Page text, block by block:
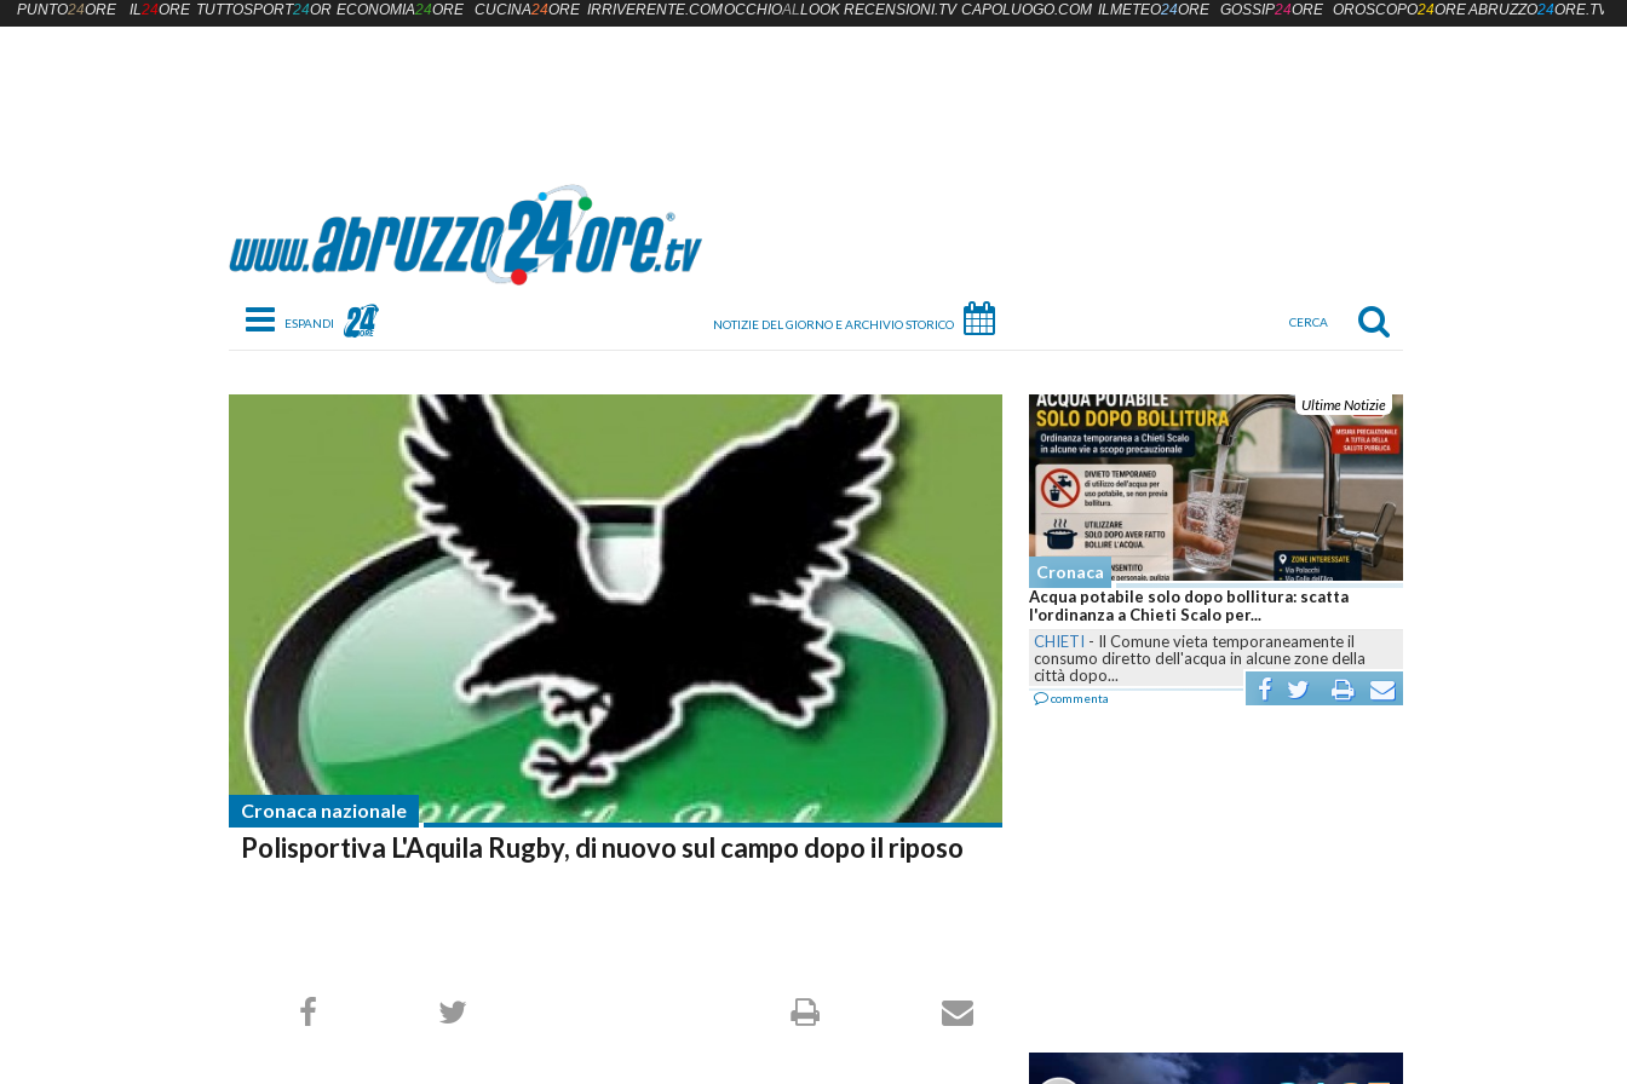
Toggle navigation
Cronaca nazionale
Polisportiva L'Aquila Rugby, di nuovo sul campo dopo il riposo
Ultime Notizie
Cronaca
Acqua potabile solo dopo bollitura: scatta
l'ordinanza a Chieti Scalo per...
CHIETI - Il Comune vieta temporaneamente il
consumo diretto dell'acqua in alcune zone della
città dopo...
commenta
PUNTO24ORE IL24ORE TUTTOSPORT24OREECONOMIA24ORE CUCINA24ORE IRRIVERENTE.COMOCCHIOALLOOK RECENSIONI.TV CAPOLUOGO.COM ILMETEO24ORE GOSSIP24ORE OROSCOPO24OREABRUZZO24ORE.TV